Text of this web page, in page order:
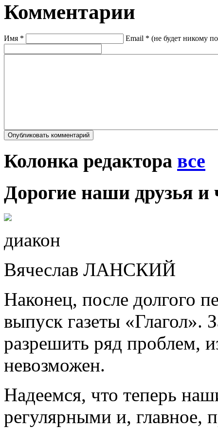
Комментарии
Имя * Email * (не будет никому
Колонка редактора все
Дорогие наши друзья и
диакон
Вячеслав ЛАНСКИЙ
Наконец, после долгого
выпуск газеты «Глагол».
разрешить ряд проблем,
невозможен.
Надеемся, что теперь
регулярными и, главное,